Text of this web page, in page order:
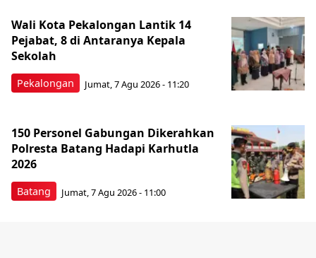
Pekalongan
Wali Kota Pekalongan Lantik 14
Pejabat, 8 di Antaranya Kepala
Sekolah
Jumat, 7 Agu 2026 - 11:20
Batang
150 Personel Gabungan Dikerahkan
Polresta Batang Hadapi Karhutla
2026
Jumat, 7 Agu 2026 - 11:00